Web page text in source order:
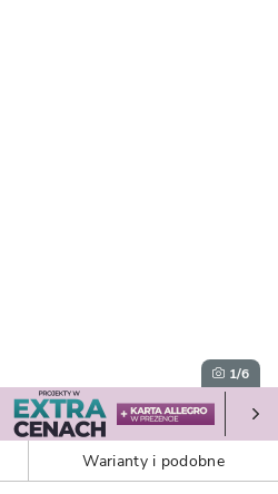
1/6
Warianty i podobne